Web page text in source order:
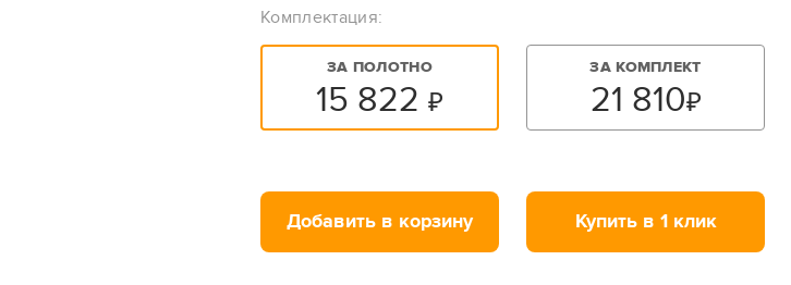
Комплектация:
ЗА ПОЛОТНО
15 822 ₽
ЗА КОМПЛЕКТ
21 810₽
Добавить в корзину Купить в 1 клик